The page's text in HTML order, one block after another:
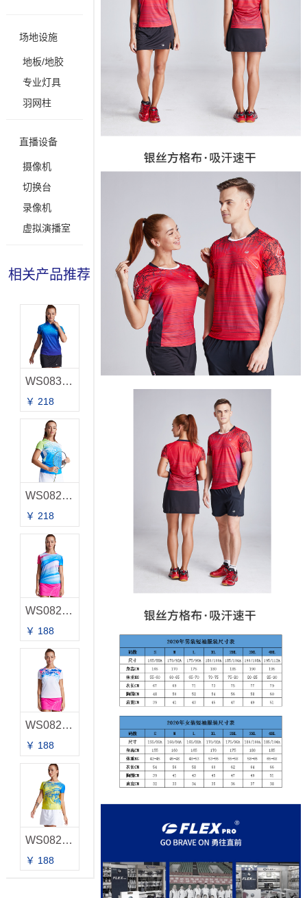
场地设施
地板/地胶
专业灯具
羽网柱
直播设备
摄像机
切换台
录像机
虚拟演播室
相关产品推荐
WS0831B 女款T-恤
￥ 218
WS0829B 女款T-恤
￥ 218
WS0828B 女款T-恤
￥ 188
WS0827B 女款T-恤
￥ 188
WS0826B 女款T-恤
￥ 188